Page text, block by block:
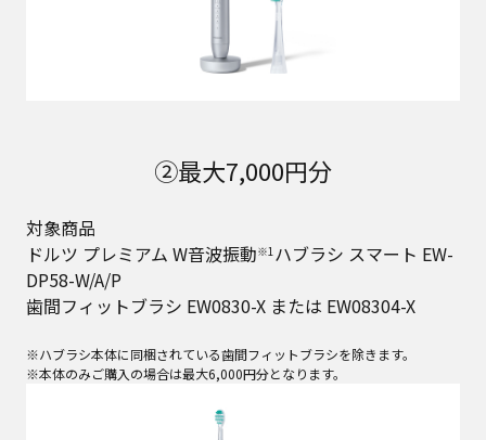
②最大7,000円分
対象商品
ドルツ プレミアム W音波振動※1ハブラシ スマート EW-
DP58-W/A/P
歯間フィットブラシ EW0830-X または EW08304-X
※ハブラシ本体に同梱されている歯間フィットブラシを除きます。
※本体のみご購入の場合は最大6,000円分となります。